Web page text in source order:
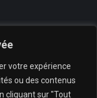
votre expérience
ou des contenus
cliquant sur "Tout